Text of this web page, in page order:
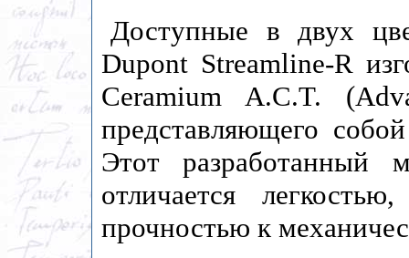
Доступные в двух
Dupont Streamline-R
Ceramium A.C.T.
представляющего
Этот разработанный
отличается
прочностью к